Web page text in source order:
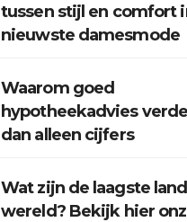
tussen stijl en comfort
nieuwste damesmode
Waarom goed
hypotheekadvies
dan alleen cijfers
Wat zijn de laagste
wereld? Bekijk hier